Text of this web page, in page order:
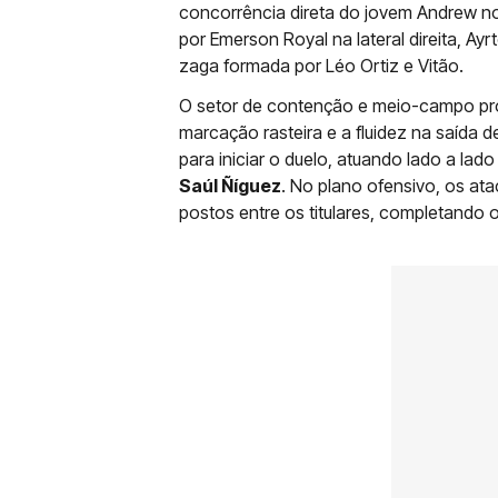
concorrência direta do jovem Andrew
por Emerson Royal na lateral direita,
zaga formada por Léo Ortiz e Vitão.
O setor de contenção e meio-campo
marcação rasteira e a fluidez na saída
para iniciar o duelo, atuando lado a
Saúl Ñíguez. No plano ofensivo, os
postos entre os titulares, completando